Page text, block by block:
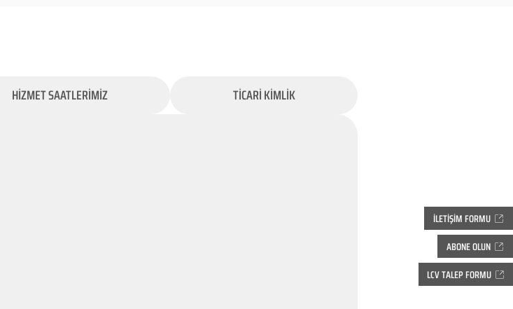
ABONE OLUN
LCV TALEP FORMU
İLETİŞİM FORMU
HİZMET SAATLERİMİZ TİCARİ KİMLİK